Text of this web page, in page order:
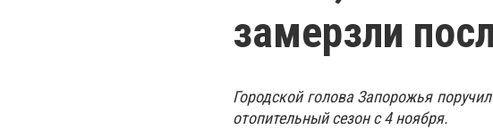
замерзли
Городской голова Запорожья
отопительный сезон с 4 ноября.